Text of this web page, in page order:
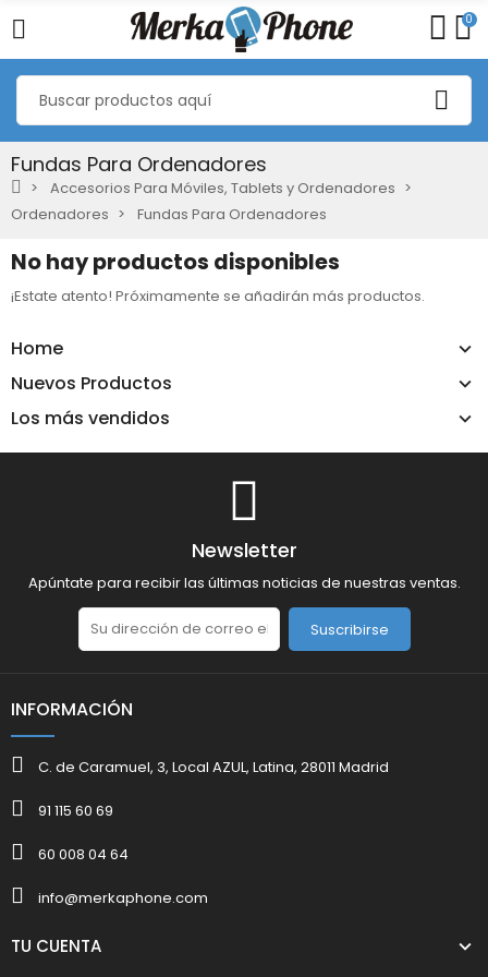
0
Fundas Para Ordenadores
Accesorios Para Móviles, Tablets y Ordenadores
Ordenadores
Fundas Para Ordenadores
Home
Nuevos Productos
Los más vendidos
No hay productos disponibles
¡Estate atento! Próximamente se añadirán más productos.
Newsletter
Apúntate para recibir las últimas noticias de nuestras ventas.
Suscribirse
INFORMACIÓN
C. de Caramuel, 3, Local AZUL, Latina, 28011 Madrid
91 115 60 69
60 008 04 64
info@merkaphone.com
TU CUENTA